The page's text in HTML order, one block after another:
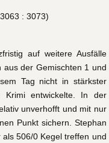
: 3073)
auf weitere Ausfälle
der Gemischten 1 und
Tag nicht in stärkster
Krimi entwickelte. In der
unverhofft und mit nur
Punkt sichern. Stephan
506/0 Kegel treffen und